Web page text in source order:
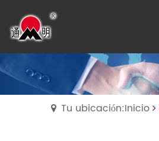
Tu ubicación:Inicio